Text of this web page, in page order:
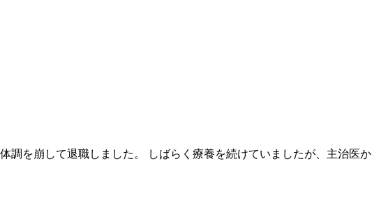
を崩して退職しました。 しばらく療養を続けていましたが、主治医